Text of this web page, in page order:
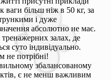
більш ніж в 50 кг, за
і дуже
абсолютно не має.
залах, де
суто індивідуально.
не потрібні!
збалансованому
є не менш важливим